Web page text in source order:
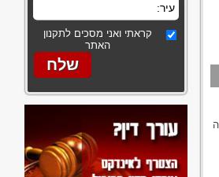
קראתי ואני מסכים לתקנון
האתר